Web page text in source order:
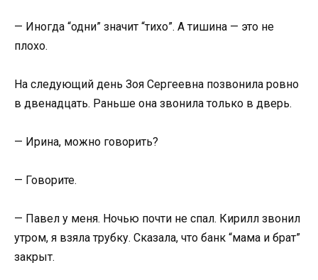
— Иногда “одни” значит “тихо”. А тишина — это не
плохо.
На следующий день Зоя Сергеевна позвонила ровно
в двенадцать. Раньше она звонила только в дверь.
— Ирина, можно говорить?
— Говорите.
— Павел у меня. Ночью почти не спал. Кирилл звонил
утром, я взяла трубку. Сказала, что банк “мама и брат”
закрыт.